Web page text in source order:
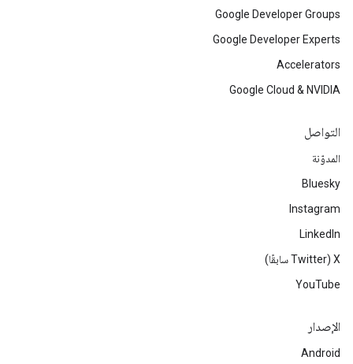
Google Developer Groups
Google Developer Experts
Accelerators
Google Cloud & NVIDIA
التواصل
المدوّنة
Bluesky
Instagram
LinkedIn
‫X ‏(Twitter سابقًا)
YouTube
الإصدار
Android